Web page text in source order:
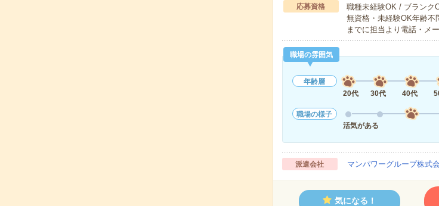
応募資格
職種未経験OK / ブランク
無資格・未経験OK年齢
までに担当より電話・メ
職場の雰囲気
年齢層
20代
30代 40代
職場の様子
活気がある
派遣会社 マンパワーグループ株式
気になる！